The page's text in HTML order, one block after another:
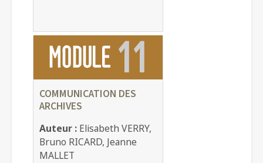
COMMUNICATION DES
ARCHIVES
Auteur : Elisabeth VERRY,
Bruno RICARD, Jeanne
MALLET